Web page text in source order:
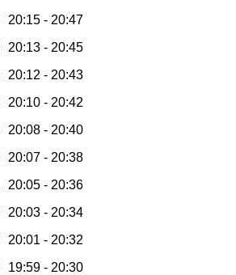
20:15 - 20:47
20:13 - 20:45
20:12 - 20:43
20:10 - 20:42
20:08 - 20:40
20:07 - 20:38
20:05 - 20:36
20:03 - 20:34
20:01 - 20:32
19:59 - 20:30